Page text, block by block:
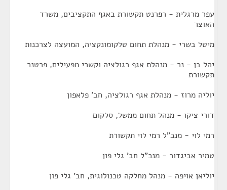
עפר מרגלית - רפרנט תקשורת באגף התקציבים, משרד
האוצר
מיטל בשרי - מנהלת תחום טלקומונקציה, המועצה לצרכנות
יהל בן - נר - מנהלת אגף רגולציה וקשרי מפעילים, פרטנר
תקשורת
יוליה מרוז - מנהלת אגף רגולציה, חב' פלאפון
דורי ציקו - מנהל תחום ממשל, סלקום
רמי לוי - מנכ"ל רמי לוי תקשורת
טמיר אביגדור - מנכ"ל חב' גלי פון
יוליאן אויפה - מנהל מחלקה טכנולוגית, חב' גלי פון